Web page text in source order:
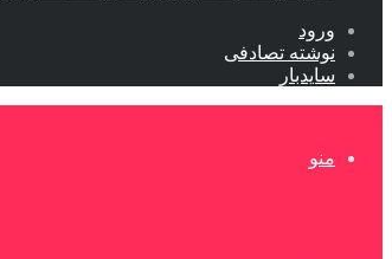
ورود
نوشته تصادفی
سایدبار
منو